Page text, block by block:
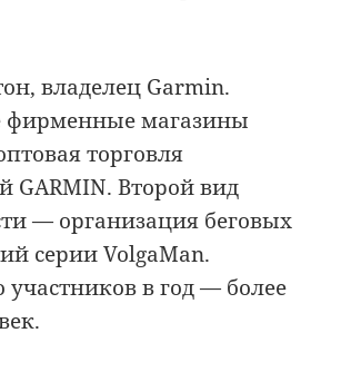
владелец Garmin.
фирменные магазины
торговля
GARMIN. Второй вид
— организация беговых
серии VolgaMan.
участников в год — более